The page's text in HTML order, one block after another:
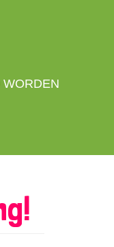
WORDEN